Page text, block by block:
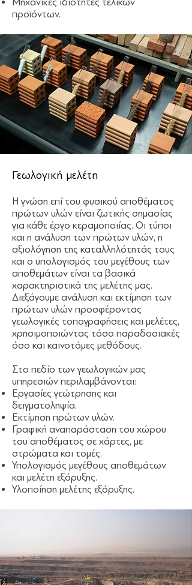
προϊόντων.
Γεωλογική μελέτη
Η γνώση επί του φυσικού αποθέματος
πρώτων υλών είναι ζωτικής σημασίας
για κάθε έργο κεραμοποιίας. Οι τύποι
και η ανάλυση των πρώτων υλών, η
αξιολόγηση της καταλληλότητάς τους
και ο υπολογισμός του μεγέθους των
αποθεμάτων είναι τα βασικά
χαρακτηριστικά της μελέτης μας.
Διεξάγουμε ανάλυση και εκτίμηση των
πρώτων υλών προσφέροντας
γεωλογικές τοπογραφήσεις και μελέτες,
χρησιμοποιώντας τόσο παραδοσιακές
όσο και καινοτόμες μεθόδους.
Στο πεδίο των γεωλογικών μας
υπηρεσιών περιλαμβάνονται:
Εργασίες γεώτρησης και
δειγματοληψία.
Εκτίμηση πρώτων υλών.
Γραφική αναπαράσταση του χώρου
του αποθέματος σε χάρτες, με
στρώματα και τομές.
Υπολογισμός μεγέθους αποθεμάτων
και μελέτη εξόρυξης.
Υλοποίηση μελέτης εξόρυξης.